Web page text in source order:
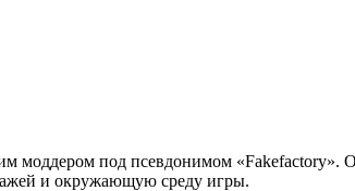
под псевдонимом «Fakefactory».
и окружающую среду игры.